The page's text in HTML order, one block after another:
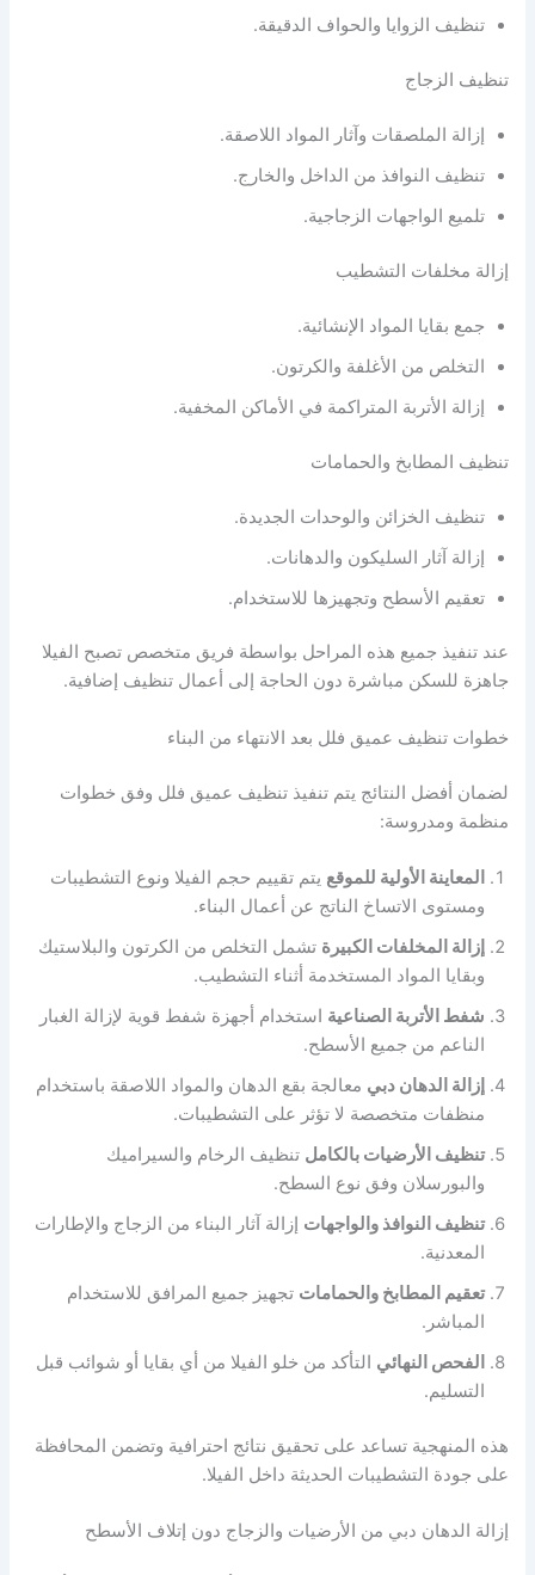
تنظيف الزوايا والحواف الدقيقة.
تنظيف الزجاج
إزالة الملصقات وآثار المواد اللاصقة.
تنظيف النوافذ من الداخل والخارج.
تلميع الواجهات الزجاجية.
إزالة مخلفات التشطيب
جمع بقايا المواد الإنشائية.
التخلص من الأغلفة والكرتون.
إزالة الأتربة المتراكمة في الأماكن المخفية.
تنظيف المطابخ والحمامات
تنظيف الخزائن والوحدات الجديدة.
إزالة آثار السليكون والدهانات.
تعقيم الأسطح وتجهيزها للاستخدام.
عند تنفيذ جميع هذه المراحل بواسطة فريق متخصص تصبح الفيلا
جاهزة للسكن مباشرة دون الحاجة إلى أعمال تنظيف إضافية.
خطوات تنظيف عميق فلل بعد الانتهاء من البناء
لضمان أفضل النتائج يتم تنفيذ تنظيف عميق فلل وفق خطوات
منظمة ومدروسة:
المعاينة الأولية للموقع يتم تقييم حجم الفيلا ونوع التشطيبات
ومستوى الاتساخ الناتج عن أعمال البناء.
إزالة المخلفات الكبيرة تشمل التخلص من الكرتون والبلاستيك
وبقايا المواد المستخدمة أثناء التشطيب.
شفط الأتربة الصناعية استخدام أجهزة شفط قوية لإزالة الغبار
الناعم من جميع الأسطح.
إزالة الدهان دبي معالجة بقع الدهان والمواد اللاصقة باستخدام
منظفات متخصصة لا تؤثر على التشطيبات.
تنظيف الأرضيات بالكامل تنظيف الرخام والسيراميك
والبورسلان وفق نوع السطح.
تنظيف النوافذ والواجهات إزالة آثار البناء من الزجاج والإطارات
المعدنية.
تعقيم المطابخ والحمامات تجهيز جميع المرافق للاستخدام
المباشر.
الفحص النهائي التأكد من خلو الفيلا من أي بقايا أو شوائب قبل
التسليم.
هذه المنهجية تساعد على تحقيق نتائج احترافية وتضمن المحافظة
على جودة التشطيبات الحديثة داخل الفيلا.
إزالة الدهان دبي من الأرضيات والزجاج دون إتلاف الأسطح